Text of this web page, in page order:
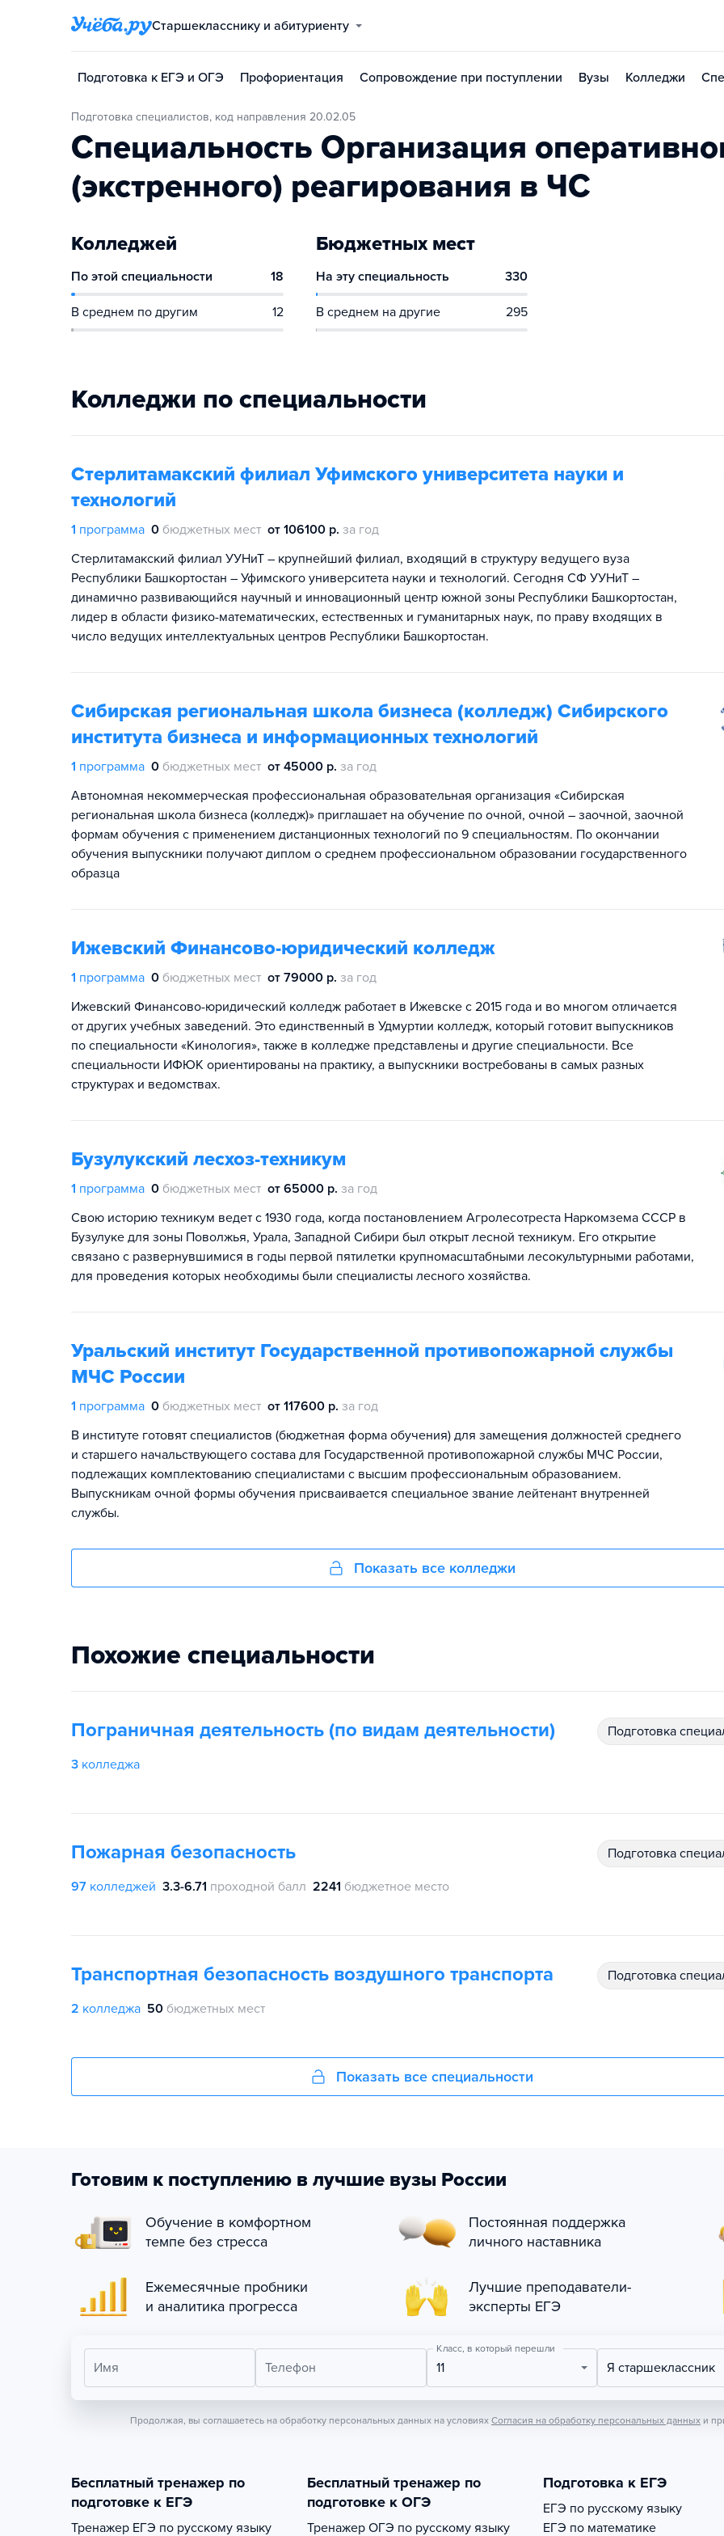
Старшекласснику и абитуриенту
Подготовка к ЕГЭ и ОГЭ Профориентация Сопровождение при поступлении Вузы Колледжи
Подготовка специалистов, код направления 20.02.05
Специальность Организация
(экстренного) реагирования в ЧС
Колледжей
По этой специальности 18
В среднем по другим 12
Бюджетных мест
На эту специальность 330
В среднем на другие 295
Колледжи по специальности
Стерлитамакский филиал Уфимского университета науки и
технологий
1 программа 0 бюджетных мест от 106100 р. за год
Стерлитамакский филиал УУНиТ – крупнейший филиал, входящий в структуру ведущего вуза
Республики Башкортостан – Уфимского университета науки и технологий. Сегодня СФ УУНиТ –
динамично развивающийся научный и инновационный центр южной зоны Республики Башкортостан,
лидер в области физико-математических, естественных и гуманитарных наук, по праву входящих в
число ведущих интеллектуальных центров Республики Башкортостан.
Сибирская региональная школа бизнеса (колледж) Сибирского
института бизнеса и информационных технологий
1 программа 0 бюджетных мест от 45000 р. за год
Автономная некоммерческая профессиональная образовательная организация «Сибирская
региональная школа бизнеса (колледж)» приглашает на обучение по очной, очной – заочной, заочной
формам обучения с применением дистанционных технологий по 9 специальностям. По окончании
обучения выпускники получают диплом о среднем профессиональном образовании государственного
образца
Ижевский Финансово-юридический колледж
1 программа 0 бюджетных мест от 79000 р. за год
Ижевский Финансово-юридический колледж работает в Ижевске с 2015 года и во многом отличается
от других учебных заведений. Это единственный в Удмуртии колледж, который готовит выпускников
по специальности «Кинология», также в колледже представлены и другие специальности. Все
специальности ИФЮК ориентированы на практику, а выпускники востребованы в самых разных
структурах и ведомствах.
Бузулукский лесхоз-техникум
1 программа 0 бюджетных мест от 65000 р. за год
Свою историю техникум ведет с 1930 года, когда постановлением Агролесотреста Наркомзема СССР в
Бузулуке для зоны Поволжья, Урала, Западной Сибири был открыт лесной техникум. Его открытие
связано с развернувшимися в годы первой пятилетки крупномасштабными лесокультурными работами,
для проведения которых необходимы были специалисты лесного хозяйства.
Уральский институт Государственной противопожарной службы
МЧС России
1 программа 0 бюджетных мест от 117600 р. за год
В институте готовят специалистов (бюджетная форма обучения) для замещения должностей среднего
и старшего начальствующего состава для Государственной противопожарной службы МЧС России,
подлежащих комплектованию специалистами с высшим профессиональным образованием.
Выпускникам очной формы обучения присваивается специальное звание лейтенант внутренней
службы.
Показать все колледжи
Похожие специальности
Пограничная деятельность (по видам деятельности) подготовка
3 колледжа
Пожарная безопасность подготовка
97 колледжей 3.3-6.71 проходной балл 2241 бюджетное место
Транспортная безопасность воздушного транспорта подготовка
2 колледжа 50 бюджетных мест
Показать все специальности
Готовим к поступлению в лучшие вузы России
Обучение в комфортном
темпе без стресса
Постоянная поддержка
личного наставника
Ежемесячные пробники
и аналитика прогресса
Лучшие преподаватели-
эксперты ЕГЭ
Имя Телефон
Класс, в который перешли
11 Я старшеклассник
Продолжая, вы соглашаетесь на обработку персональных данных на условиях Согласия на обработку персональных данных и
Бесплатный тренажер по
подготовке к ЕГЭ
Тренажер ЕГЭ по русскому языку
Бесплатный тренажер по
подготовке к ОГЭ
Тренажер ОГЭ по русскому языку
Подготовка к ЕГЭ
ЕГЭ по русскому языку
ЕГЭ по математике